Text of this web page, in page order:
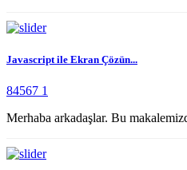
Javascript ile Ekran Çözün...
84567 1
Merhaba arkadaşlar. Bu